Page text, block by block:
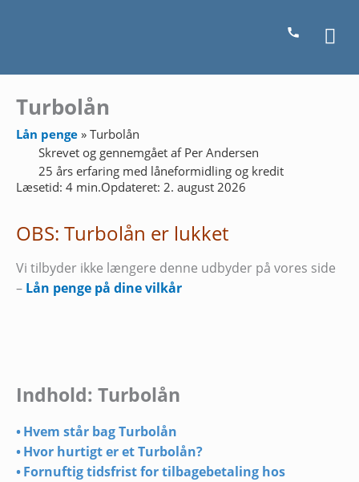
Turbolån
Lån penge » Turbolån
Skrevet og gennemgået af Per Andersen
25 års erfaring med låneformidling og kredit
Læsetid: 4 min.Opdateret: 2. august 2026
OBS: Turbolån er lukket
Vi tilbyder ikke længere denne udbyder på vores side
– Lån penge på dine vilkår
Indhold: Turbolån
Hvem står bag Turbolån
Hvor hurtigt er et Turbolån?
Fornuftig tidsfrist for tilbagebetaling hos